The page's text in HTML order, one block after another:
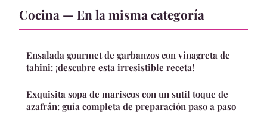
Cocina — En la misma categoría
Ensalada gourmet de garbanzos con vinagreta de
tahini: ¡descubre esta irresistible receta!
Exquisita sopa de mariscos con un sutil toque de
azafrán: guía completa de preparación paso a paso